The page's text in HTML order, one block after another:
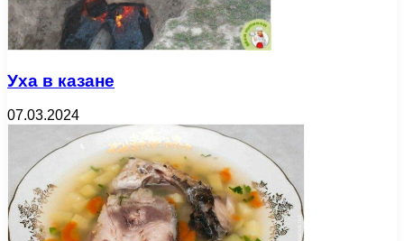
Уха в казане
07.03.2024